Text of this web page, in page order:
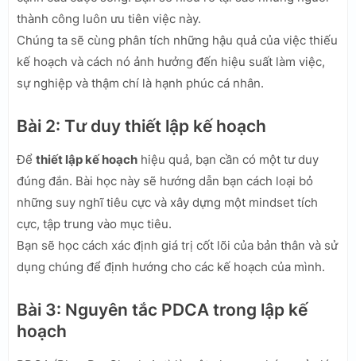
thành công luôn ưu tiên việc này.
Chúng ta sẽ cùng phân tích những hậu quả của việc thiếu
kế hoạch và cách nó ảnh hưởng đến hiệu suất làm việc,
sự nghiệp và thậm chí là hạnh phúc cá nhân.
Bài 2: Tư duy thiết lập kế hoạch
Để thiết lập kế hoạch hiệu quả, bạn cần có một tư duy
đúng đắn. Bài học này sẽ hướng dẫn bạn cách loại bỏ
những suy nghĩ tiêu cực và xây dựng một mindset tích
cực, tập trung vào mục tiêu.
Bạn sẽ học cách xác định giá trị cốt lõi của bản thân và sử
dụng chúng để định hướng cho các kế hoạch của mình.
Bài 3: Nguyên tắc PDCA trong lập kế
hoạch